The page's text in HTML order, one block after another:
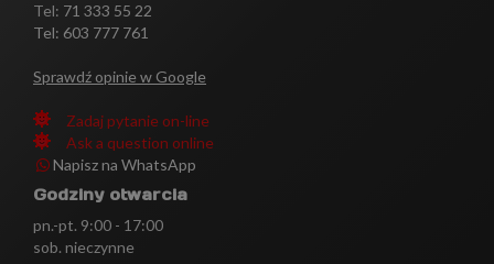
Tel: 71 333 55 22
Tel: 603 777 761
Sprawdź opinie w Google
Zadaj pytanie on-line
Ask a question online
Napisz na WhatsApp
Godziny otwarcia
pn.-pt. 9:00 - 17:00
sob. nieczynne